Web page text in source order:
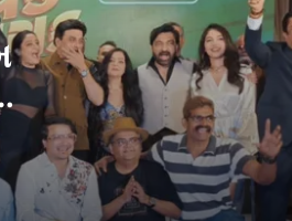
સિદ્ધાંત મોશન પિક્ચર્સ રજૂ કરે છે
સિનેમામાં માતૃત્વની મહેક ,
અગસ્ત એન્ટરટેઇનમેન્ટે મુક્તા એ2
સિનેમાઝ દ્વારા સંચાલિત પ્રીમિયમ
સ્ક્રીન પ્રોપર્ટી સાથે સુરતનો સૌથી
સિનેમા અનુભવ લોન્ચ કર્યો છે